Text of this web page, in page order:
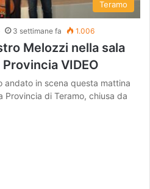
Teramo
3 settimane fa 1.006
Melozzi nella sala
VIDEO
andato in scena questa mattina
Provincia di Teramo, chiusa da